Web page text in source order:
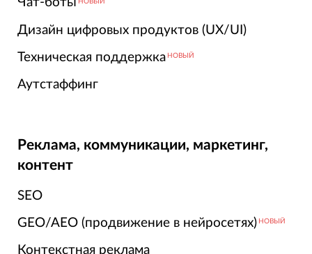
Чат-боты
Дизайн цифровых продуктов (UX/UI)
Техническая поддержка НОВЫЙ
Аутстаффинг
Реклама, коммуникации, маркетинг,
контент
SEO
GEO/AEO (продвижение в нейросетях) НОВЫЙ
Контекстная реклама